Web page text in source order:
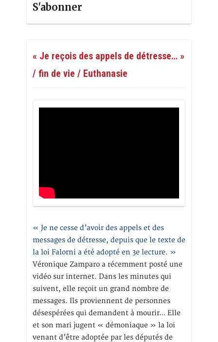
S'abonner
« Je reçois des appels de détresse… »
/ fin de vie / Euthanasie
« Je ne cesse d’avoir des appels et des
messages de détresse, depuis que le texte de
la loi Falorni a été adopté en 3e lecture. »
Véronique Zamparo a récemment posté une
vidéo sur internet. Dans les minutes qui
suivent, elle reçoit un grand nombre de
messages. Ils proviennent de personnes
désespérées qui demandent à mourir… Elle
et son mari jugent « démoniaque » la loi
venant d’être adoptée par les députés de